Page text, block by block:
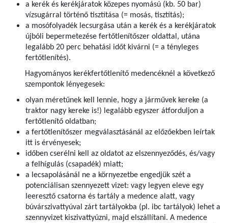
a kerék és kerékjáratok közepes nyomású (kb. 50 bar)
vízsugárral történő tisztítása (= mosás, tisztítás);
a mosófolyadék lecsurgása után a kerék és a kerékjáratok
újbóli bepermetezése fertőtlenítőszer oldattal­, utána
legalább 20 perc behatási időt kivárni (= a tényleges
fertőtlenítés).
Hagyományos kerékfertőtlenítő medencéknél a következő
szempontok lényegesek:
olyan méretűnek kell lennie, hogy a járművek kereke (a
traktor nagy kereke is!) legalább egyszer átforduljon a
fertőtlenítő oldatban;
a fertőtlenítőszer megválasztásánál az előzőekben leírtak
itt is érvényesek;
időben cserélni kell az oldatot az elszennyeződés, és/vagy
a felhígulás (csapadék) miatt;
a lecsapolásánál ne a környezetbe engedjük szét a
potenciálisan szennyezett vizet: vagy legyen eleve egy
leeresztő csatorna és tartály a medence alatt, vagy
búvárszivattyúval zárt tartályokba (pl. ibc tartályok) lehet a
szennyvizet kiszivattyúzni, majd elszállítani. A medence